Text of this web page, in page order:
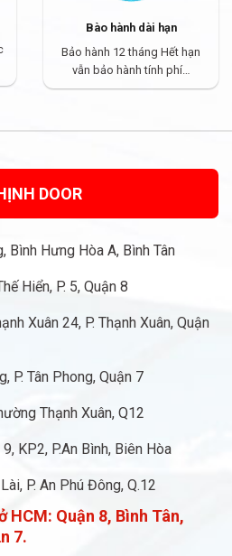
Bào hành dài hạn
Bảo hành 12 tháng Hết hạn
vẫn bảo hành tính phí…
DOOR
Bình Hưng Hòa A, Bình Tân
Hiển, P. 5, Quận 8
Xuân 24, P. Thạnh Xuân, Quận
P. Tân Phong, Quận 7
Thạnh Xuân, Q12
KP2, P.An Bình, Biên Hòa
P. An Phú Đông, Q.12
HCM: Quận 8, Bình Tân,
7.